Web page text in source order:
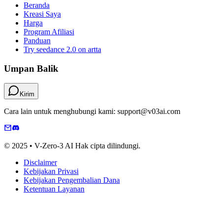
Beranda
Kreasi Saya
Harga
Program Afiliasi
Panduan
Try seedance 2.0 on artta
Umpan Balik
Kirim
Cara lain untuk menghubungi kami: support@v03ai.com
© 2025 • V-Zero-3 AI Hak cipta dilindungi.
Disclaimer
Kebijakan Privasi
Kebijakan Pengembalian Dana
Ketentuan Layanan